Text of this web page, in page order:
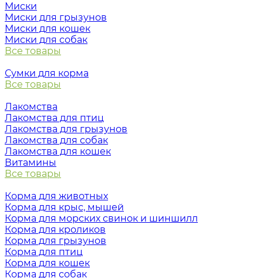
Миски
Миски для грызунов
Миски для кошек
Миски для собак
Все товары
Сумки для корма
Все товары
Лакомства
Лакомства для птиц
Лакомства для грызунов
Лакомства для собак
Лакомства для кошек
Витамины
Все товары
Корма для животных
Корма для крыс, мышей
Корма для морских свинок и шиншилл
Корма для кроликов
Корма для грызунов
Корма для птиц
Корма для кошек
Корма для собак